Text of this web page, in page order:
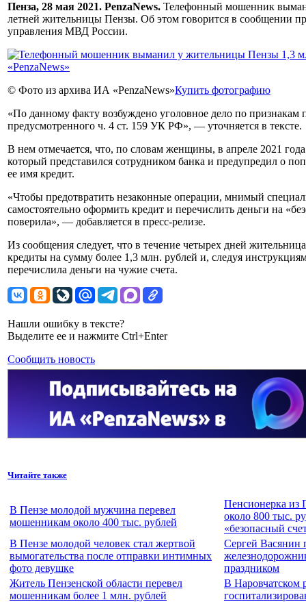
Пенза, 28 мая 2021. PenzaNews. Телефонный мошенник
летней жительницы Пензы. Об этом говорится в сообщении
управления МВД России.
© Фото из архива ИА «PenzaNews»Купить фотографию
«По данному факту возбуждено уголовное дело по признакам
предусмотренного ч. 4 ст. 159 УК РФ», — уточняется в тексте.
В нем отмечается, что, по словам женщины, в апреле 2021
который представился сотрудником банка и предупредил о
ее имя кредит.
«Чтобы предотвратить незаконные операции, мнимый
самостоятельно оформить кредит и перечислить деньги на
поверила», — добавляется в пресс-релизе.
Из сообщения следует, что в течение четырех дней
кредиты на сумму более 1,3 млн. рублей и, следуя
перечислила деньги на чужие счета.
Нашли ошибку в тексте?
Выделите ее и нажмите Ctrl+Enter
Сообщить новость
Читайте также
В Пензе молодой мужчина перевел
мошенникам около 400 тыс. рублей
Пенсионерка из
около 800 тыс.
«безопасный
В Пензе молодой человек стал жертвой
вымогательства после отправки интимных
фото девушке
Сергей Васянин
праздником
Житель Пензенской области перевел
мошенникам более 1 млн. рублей
В Наровчатском